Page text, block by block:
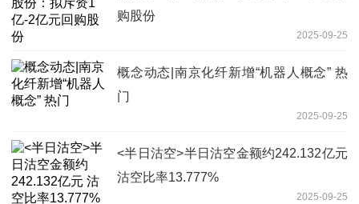
购股份
2025-09-25
概念动态|南京化纤新增“机器人概念” 热
门
2025-09-25
<半日沽空>半日沽空金额约242.132亿元
沽空比率13.777%
2025-09-25